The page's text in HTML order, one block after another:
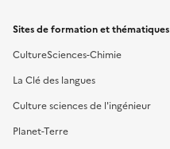
Sites de formation et thématiques
CultureSciences-Chimie
La Clé des langues
Culture sciences de l'ingénieur
Planet-Terre